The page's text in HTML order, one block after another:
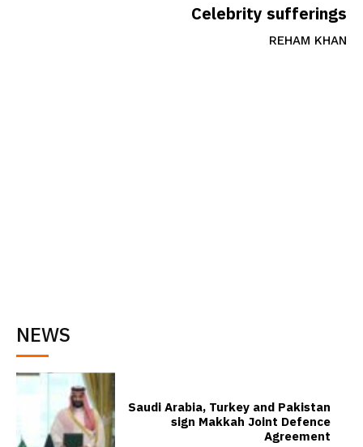
Celebrity sufferings
REHAM KHAN
NEWS
Saudi Arabia, Turkey and Pakistan
sign Makkah Joint Defence
Agreement